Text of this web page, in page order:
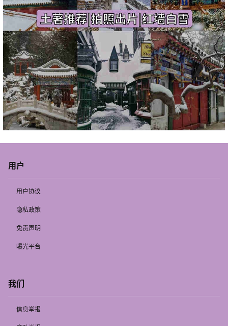
用户
用户协议
隐私政策
免责声明
曝光平台
我们
信息举报